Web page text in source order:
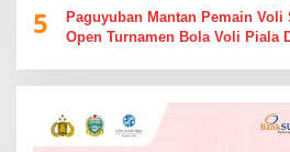
5
Paguyuban Mantan Pemain Voli
Open Turnamen Bola Voli Piala